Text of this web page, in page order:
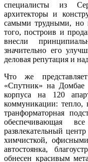
специалисты из
архитекторы и
самыми трудными, но
того, построив и
внесли
значительно его
деловая репутация и
Что же
«Спутник» на Домбае
корпуса на 120
коммуникации: тепло,
транформаторная
обеспечивающая
развлекательный
химчисткой,
автостоянка,
обнесен красивым